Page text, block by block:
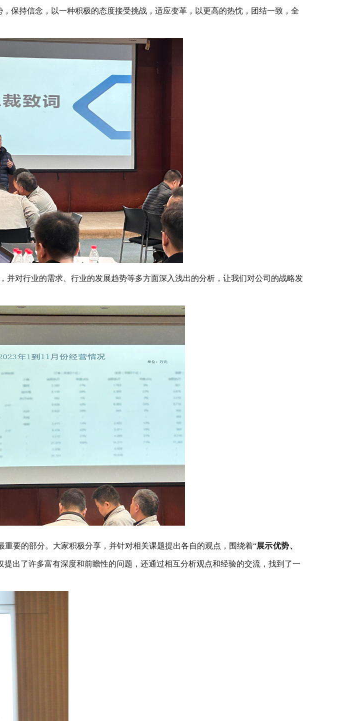
保持信念，以一种积极的态度接受挑战，适应变革，以更高的热忱，团结一致，全
并对行业的需求、 行业的发展趋势等多方面深入浅出的分析，让我们对公司的战略发
重要的部分。大家积极分享，并针对相关课题提出各自的观点，围绕着“展示优势、
提出了许多富有深度和前瞻性的问题，还通过相互分析观点和经验的交流，找到了一